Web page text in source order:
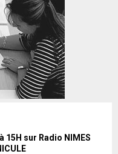
15H sur Radio NIMES